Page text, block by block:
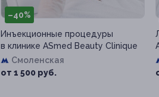
–40%
Инъекционные процедуры
в клинике ASmed Beauty Clinique
Смоленская
от 1 500 руб.